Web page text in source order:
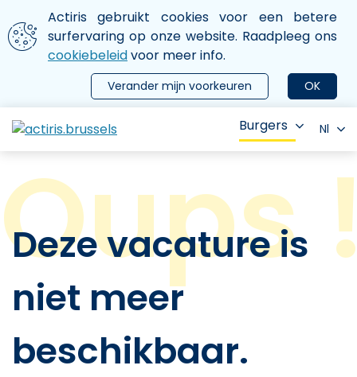
Aller au contenu principal
We gebruiken cookies
Actiris gebruikt cookies voor een betere
surfervaring op onze website. Raadpleeg ons
cookiebeleidvoor meer info.
OK
Verander mijn voorkeuren
le menu
Burgers Nl
Deze vacature is
niet meer
beschikbaar.